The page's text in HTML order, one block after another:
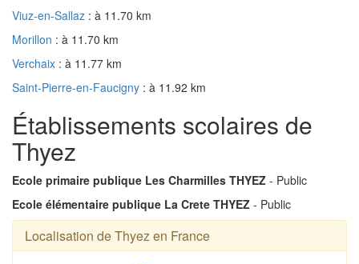
Viuz-en-Sallaz : à 11.70 km
Morillon : à 11.70 km
Verchaix : à 11.77 km
Saint-Pierre-en-Faucigny : à 11.92 km
Établissements scolaires de
Thyez
Ecole primaire publique Les Charmilles THYEZ - Public
Ecole élémentaire publique La Crete THYEZ - Public
Localisation de Thyez en France